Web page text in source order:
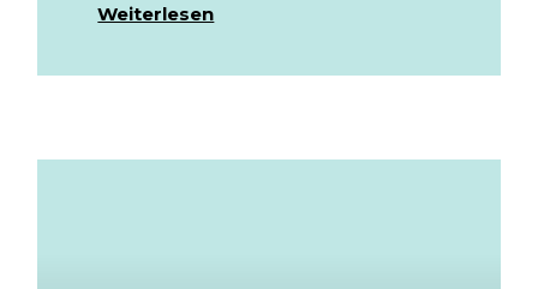
Weiterlesen